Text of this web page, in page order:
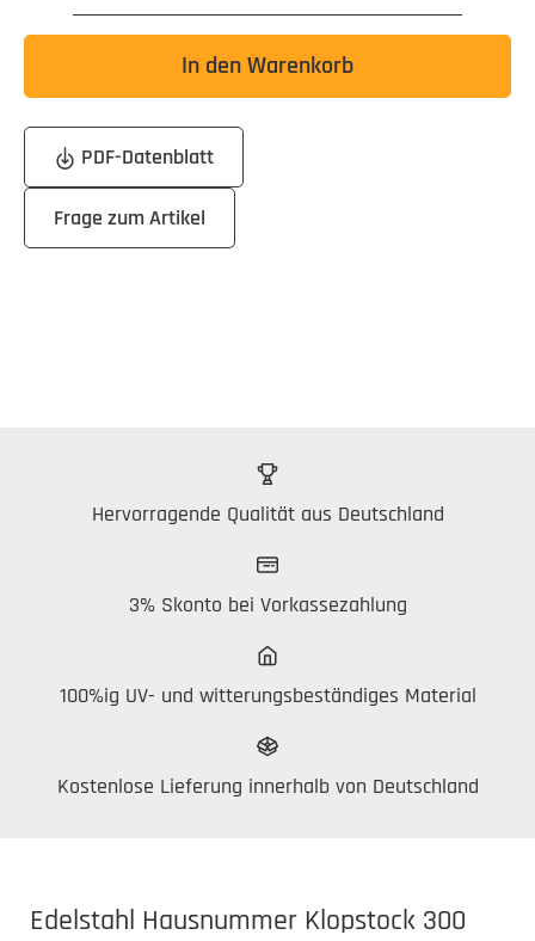
In den Warenkorb
PDF-Datenblatt
Frage zum Artikel
Hervorragende Qualität aus Deutschland
3% Skonto bei Vorkassezahlung
100%ig UV- und witterungsbeständiges Material
Kostenlose Lieferung innerhalb von Deutschland
Edelstahl Hausnummer Klopstock 300